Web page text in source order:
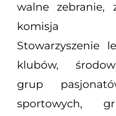
walne zebranie,
komisja
Stowarzyszenie
klubów,
grup
sportowych,